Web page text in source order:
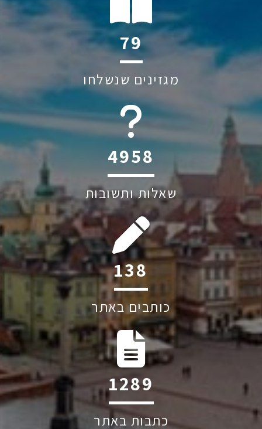
119
מגזינים שנשלחו
6045
שאלות ותשובות
208
כותבים באתר
1939
כתבות באתר